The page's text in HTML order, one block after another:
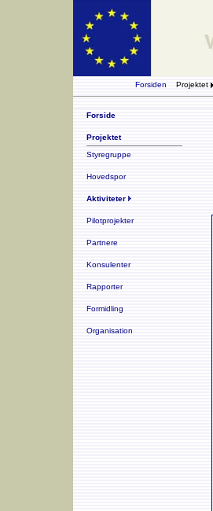
Forsiden Projektet
Forside
Projektet
Styregruppe
Hovedspor
Aktiviteter
Pilotprojekter
Partnere
Konsulenter
Rapporter
Formidling
Organisation